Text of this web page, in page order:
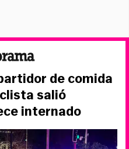
de comida
salió
internado